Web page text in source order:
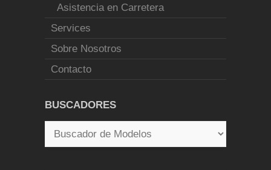
Asistencia en Carretera
Services
Sobre Nosotros
Contacto
BUSCADORES